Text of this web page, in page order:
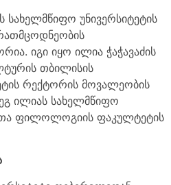
უნივერსიტეტის
იგი იყო ილია ჭაჭავაძის
თბილისის
რექტორის მოვალეობის
ილიას სახელმწიფო
ფილოლოგიის ფაკულტეტის